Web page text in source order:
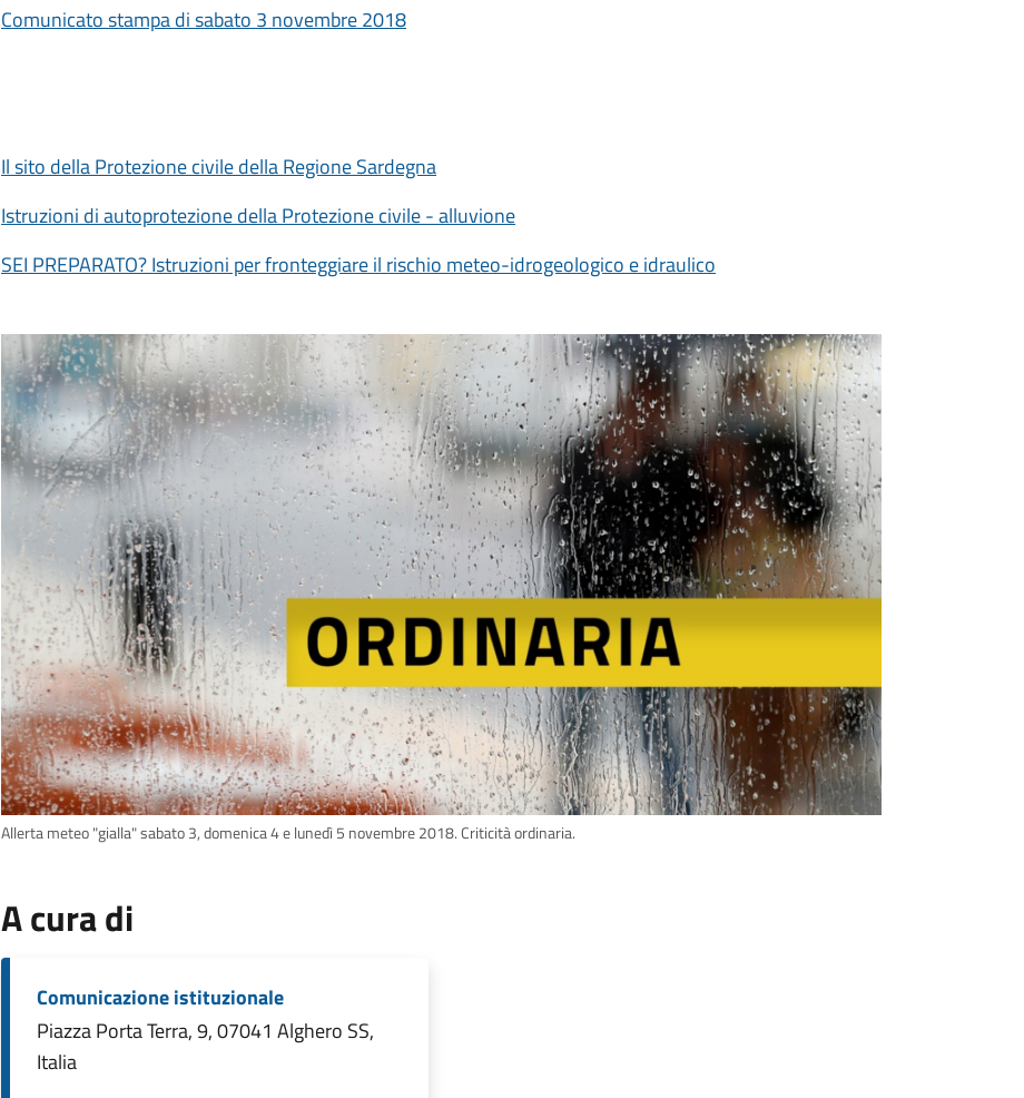
Comunicato stampa di sabato 3 novembre 2018
Il sito della Protezione civile della Regione Sardegna
Istruzioni di autoprotezione della Protezione civile - alluvione
SEI PREPARATO? Istruzioni per fronteggiare il rischio meteo-idrogeologico e idraulico
Allerta meteo "gialla" sabato 3, domenica 4 e lunedì 5 novembre 2018. Criticità ordinaria.
A cura di
Comunicazione istituzionale
Piazza Porta Terra, 9, 07041 Alghero SS,
Italia